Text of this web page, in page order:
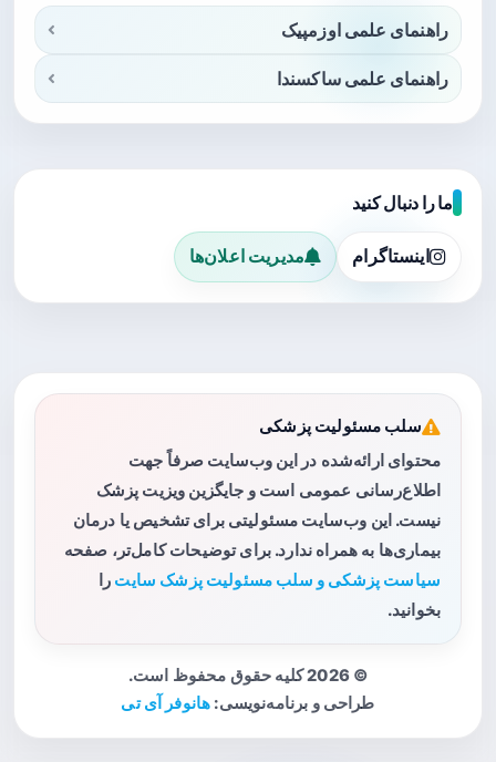
راهنمای علمی اوزمپیک
راهنمای علمی ساکسندا
ما را دنبال کنید
اینستاگرام مدیریت اعلان‌ها
سلب مسئولیت پزشکی
محتوای ارائه‌شده در این وب‌سایت صرفاً جهت
اطلاع‌رسانی عمومی است و جایگزین ویزیت پزشک
نیست. این وب‌سایت مسئولیتی برای تشخیص یا درمان
بیماری‌ها به همراه ندارد. برای توضیحات کامل‌تر، صفحه
سیاست پزشکی و سلب مسئولیت پزشک سایت را
بخوانید.
© 2026 کلیه حقوق محفوظ است.
طراحی و برنامه‌نویسی: هانوفر آی تی